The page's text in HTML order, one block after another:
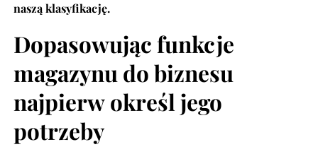
naszą klasyfikację.
Dopasowując funkcje
magazynu do biznesu
najpierw określ jego
potrzeby